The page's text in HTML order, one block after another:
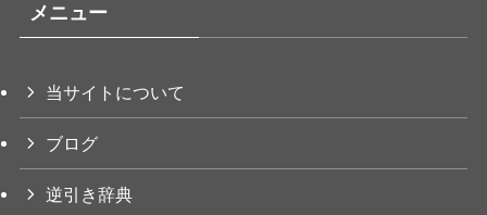
メニュー
当サイトについて
ブログ
逆引き辞典